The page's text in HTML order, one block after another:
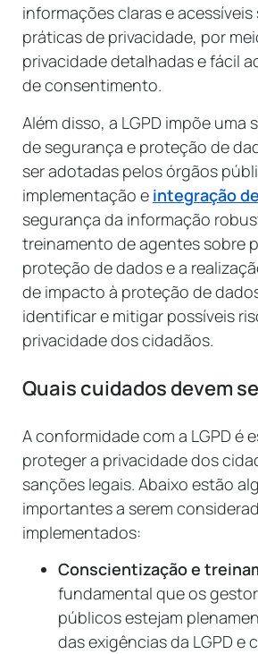
informações claras e
práticas de privacidade, por
privacidade detalhadas e fácil
de consentimento.
Além disso, a LGPD impõe uma
de segurança e proteção de
ser adotadas pelos órgãos
implementação e integração
segurança da informação
treinamento de agentes sobre
proteção de dados e a
de impacto à proteção de
identificar e mitigar possíveis
privacidade dos cidadãos.
Quais cuidados devem
A conformidade com a LGPD é
proteger a privacidade dos
sanções legais. Abaixo estão
importantes a serem
implementados:
Conscientização e
fundamental que os
públicos estejam
das exigências da LGPD e